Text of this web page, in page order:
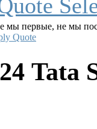
мы первые, не мы
Quote
Tata